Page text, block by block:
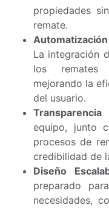
propiedades
remate.
La integración
los remates
mejorando la
del usuario.
equipo, junto
procesos de
credibilidad de
Diseño
preparado
necesidades,